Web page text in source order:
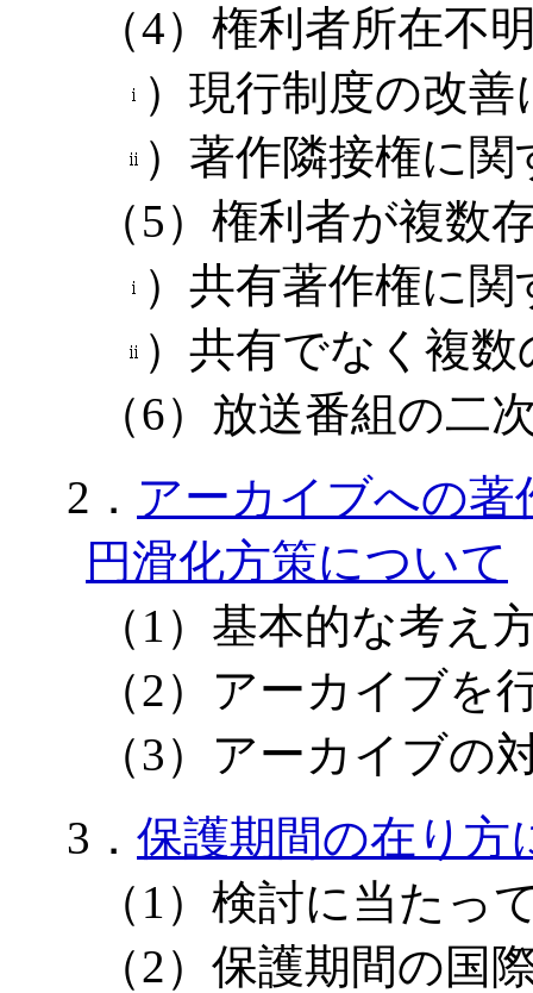
（4）権利者所在不
）現行制度の改
）著作隣接権に
（5）権利者が複数
）共有著作権に関
）共有でなく複
（6）放送番組の二
2． アーカイブへの
円滑化方策について
（1）基本的な考え
（2）アーカイブを
（3）アーカイブの
3． 保護期間の在り方
（1）検討に当たっ
（2）保護期間の国